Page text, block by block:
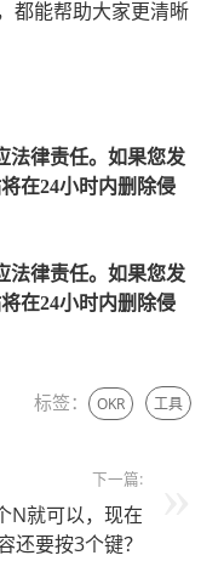
都能帮助大家更清晰
法律责任。如果您发
在24小时内删除侵
法律责任。如果您发
在24小时内删除侵
标签： OKR 工具
下一篇:
N就可以，现在
还要按3个键？